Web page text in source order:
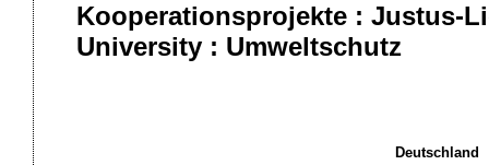
Kooperationsprojekte : Justus-
University : Umweltschutz
Deutschland